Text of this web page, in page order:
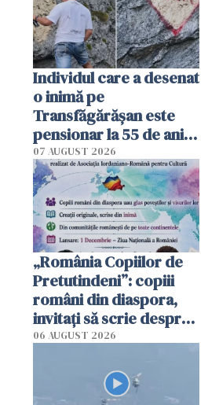
Individul care a desenat
o inimă pe
Transfăgărășan este
pensionar la 55 de ani.
Poliția l-a identificat
07 AUGUST 2026
„România Copiilor de
Pretutindeni”: copiii
români din diaspora,
invitați să scrie despre
România într-un volum
06 AUGUST 2026